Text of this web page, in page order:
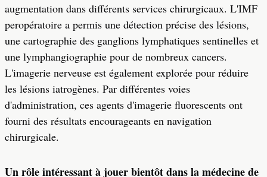
augmentation dans différents services chirurgicaux. L'IMF
peropératoire a permis une détection précise des lésions,
une cartographie des ganglions lymphatiques sentinelles et
une lymphangiographie pour de nombreux cancers.
L'imagerie nerveuse est également explorée pour réduire
les lésions iatrogènes. Par différentes voies
d'administration, ces agents d'imagerie fluorescents ont
fourni des résultats encourageants en navigation
chirurgicale.
Un rôle intéressant à jouer bientôt dans la médecine de